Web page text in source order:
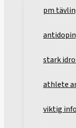
pm
stark
athlete
viktig